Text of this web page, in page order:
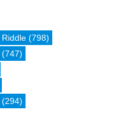
Riddle (798)
(747)
(294)